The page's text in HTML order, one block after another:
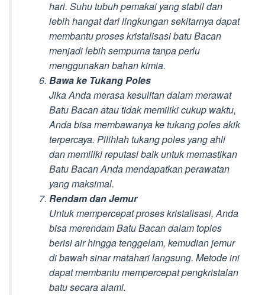
hari. Suhu tubuh pemakai yang stabil dan
lebih hangat dari lingkungan sekitarnya dapat
membantu proses kristalisasi batu Bacan
menjadi lebih sempurna tanpa perlu
menggunakan bahan kimia.
Bawa ke Tukang Poles
Jika Anda merasa kesulitan dalam merawat
Batu Bacan atau tidak memiliki cukup waktu,
Anda bisa membawanya ke tukang poles akik
terpercaya. Pilihlah tukang poles yang ahli
dan memiliki reputasi baik untuk memastikan
Batu Bacan Anda mendapatkan perawatan
yang maksimal.
Rendam dan Jemur
Untuk mempercepat proses kristalisasi, Anda
bisa merendam Batu Bacan dalam toples
berisi air hingga tenggelam, kemudian jemur
di bawah sinar matahari langsung. Metode ini
dapat membantu mempercepat pengkristalan
batu secara alami.